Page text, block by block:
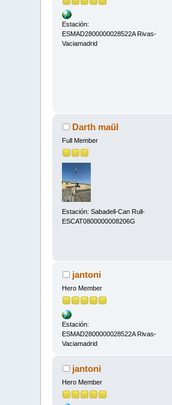
Estación:
ESMAD2800000028522A Rivas-
Vaciamadrid
Darth maül
Full Member
Estación: Sabadell-Can Rull-
ESCAT0800000008206G
jantoni
Hero Member
Estación:
ESMAD2800000028522A Rivas-
Vaciamadrid
jantoni
Hero Member